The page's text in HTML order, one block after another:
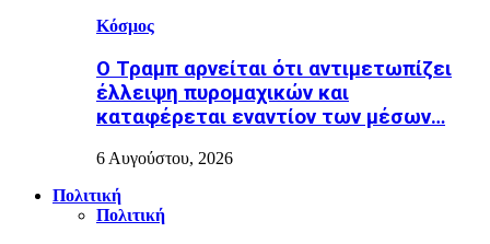
Κόσμος
Ο Τραμπ αρνείται ότι αντιμετωπίζει
έλλειψη πυρομαχικών και
καταφέρεται εναντίον των μέσων…
6 Αυγούστου, 2026
Πολιτική
Πολιτική